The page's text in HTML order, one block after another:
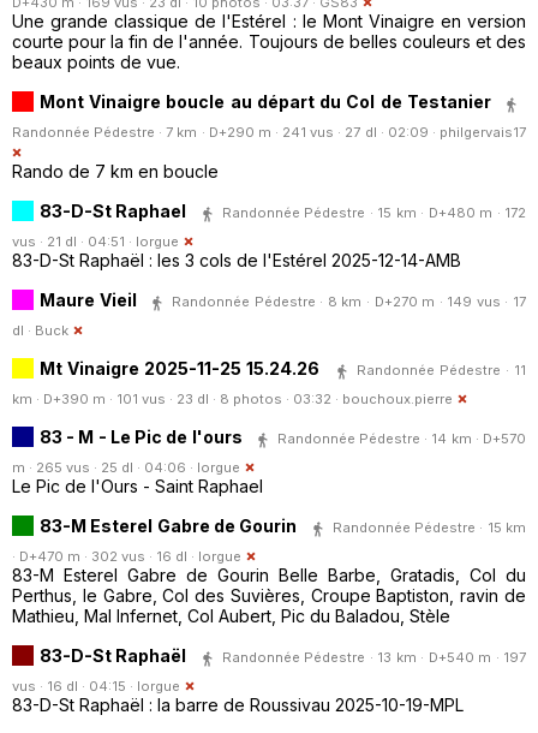
Une grande classique de l'Estérel : le Mont Vinaigre en version
courte pour la fin de l'année. Toujours de belles couleurs et des
beaux points de vue.
Mont Vinaigre boucle au départ du Col de Testanier
Randonnée Pédestre · 7 km · D+290 m · 241 vus · 27 dl · 02:09 · philgervais17
Rando de 7 km en boucle
83-D-St Raphael
Randonnée Pédestre · 15 km · D+480 m · 172
vus · 21 dl · 04:51 · lorgue
83-D-St Raphaël : les 3 cols de l'Estérel 2025-12-14-AMB
Maure Vieil
Randonnée Pédestre · 8 km · D+270 m · 149 vus · 17
dl · Buck
Mt Vinaigre 2025-11-25 15.24.26
Randonnée Pédestre · 11
km · D+390 m · 101 vus · 23 dl · 8 photos · 03:32 · bouchoux.pierre
83 - M - Le Pic de l'ours
Randonnée Pédestre · 14 km · D+570
m · 265 vus · 25 dl · 04:06 · lorgue
Le Pic de l'Ours - Saint Raphael
83-M Esterel Gabre de Gourin
Randonnée Pédestre · 15 km
· D+470 m · 302 vus · 16 dl · lorgue
83-M Esterel Gabre de Gourin Belle Barbe, Gratadis, Col du
Perthus, le Gabre, Col des Suvières, Croupe Baptiston, ravin de
Mathieu, Mal Infernet, Col Aubert, Pic du Baladou, Stèle
83-D-St Raphaël
Randonnée Pédestre · 13 km · D+540 m · 197
vus · 16 dl · 04:15 · lorgue
83-D-St Raphaël : la barre de Roussivau 2025-10-19-MPL